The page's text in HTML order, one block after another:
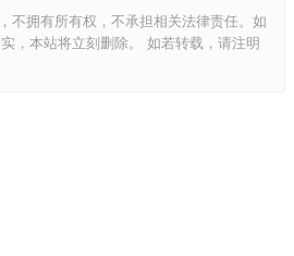
不拥有所有权，不承担相关法律责任。如
，本站将立刻删除。 如若转载，请注明